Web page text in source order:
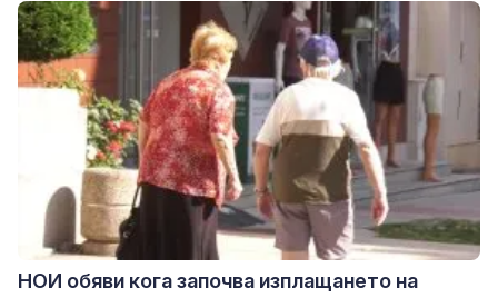
НОИ обяви кога започва изплащането на